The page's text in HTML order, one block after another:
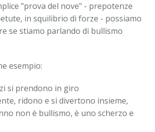
"prova del nove" - prepotenze
in squilibrio di forze - possiamo
se stiamo parlando di bullismo
esempio:
si prendono in giro
ridono e si divertono insieme,
non è bullismo, è uno scherzo e